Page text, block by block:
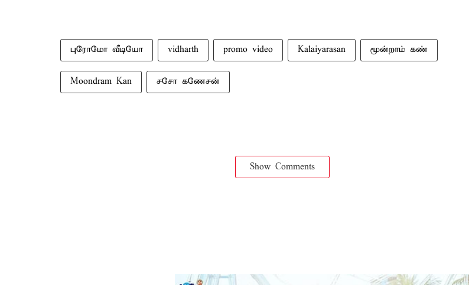
புரோமோ வீடியோ vidharth promo video Kalaiyarasan மூன்றாம் கண்
Moondram Kan சசோ கணேசன்
Show Comments